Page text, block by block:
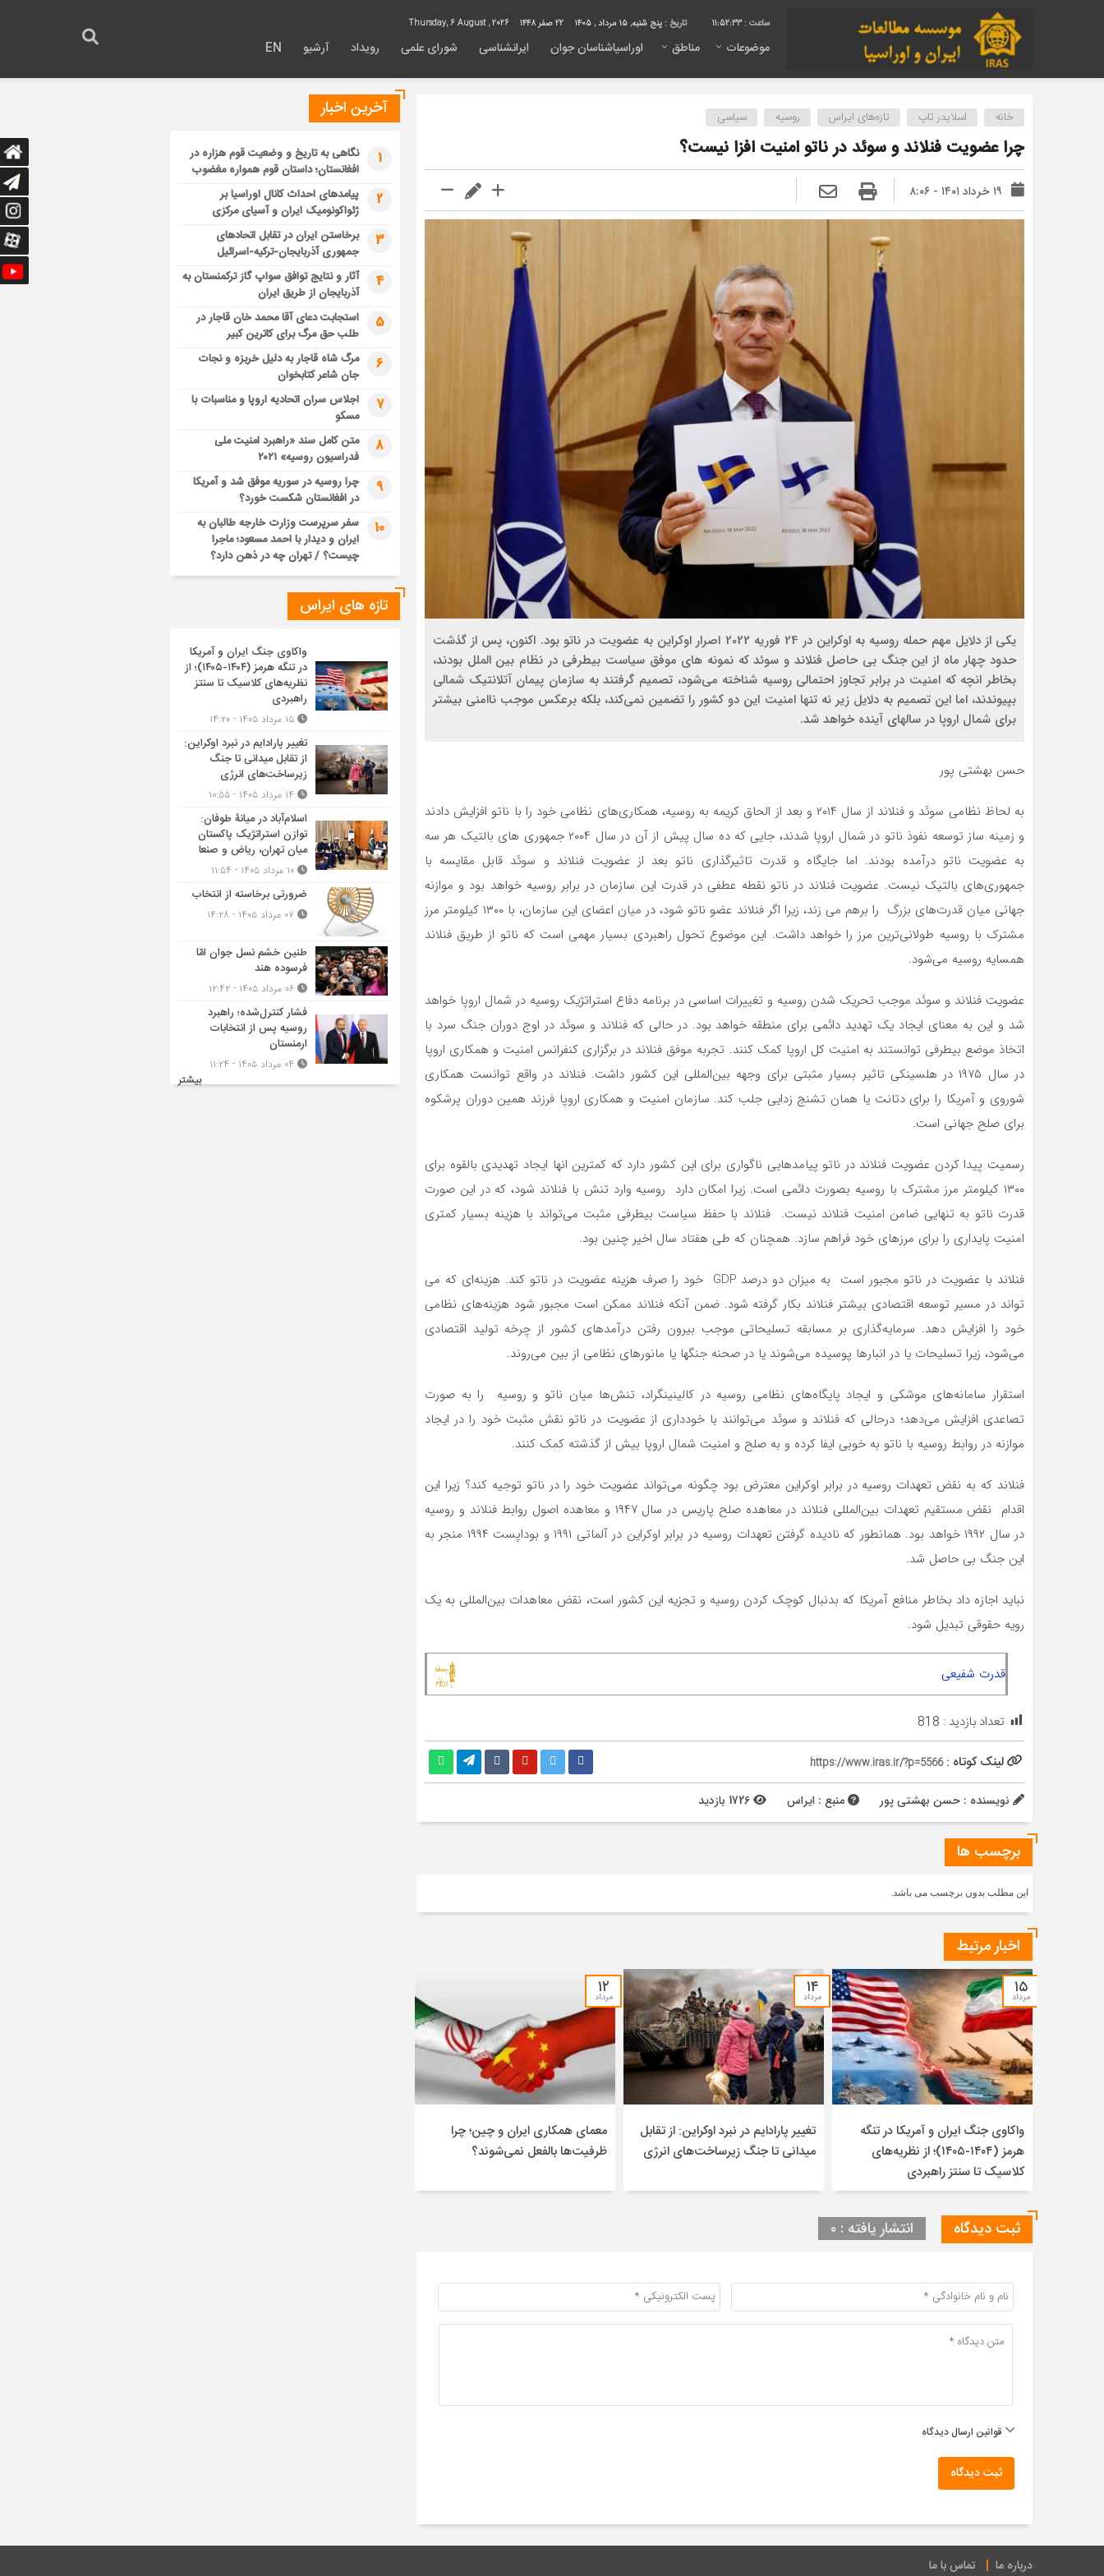
11:52:34 تاریخ : پنج شنبه, ۱۵ مرداد , ۱۴۰۵ 22 صفر 1448
موضوعات مناطق اوراسیاشناسان جوان ایرانشناسی شورای علمی رویداد آرشیو EN
خانه اسلایدر تاپ تازه‌های ایراس روسیه سیاسی
چرا عضویت فنلاند و سوئد در ناتو امنیت افزا نیست؟
۱۹ خرداد ۱۴۰۱ - ۸:۰۶
یکی از دلایل مهم حمله روسیه به اوکراین در 24 فوریه 2022 اصرار اوکراین به عضویت در ناتو بود. اکنون، پس از گذشت
حدود چهار ماه از این جنگ بی حاصل فنلاند و سوئد که نمونه های موفق سیاست بیطرفی در نظام بین الملل بودند،
بخاطر انچه که امنیت در برابر تجاوز احتمالی روسیه شناخته می‌شود، تصمیم گرفتند به سازمان پیمان آتلانتیک شمالی
بپیوندند، اما این تصمیم به دلایل زیر نه تنها امنیت این دو کشور را تضمین نمی‌کند، بلکه برعکس موجب ناامنی بیشتر
برای شمال اروپا در سالهای آینده خواهد شد.
حسن بهشتی پور
به لحاظ نظامی سوئد و فنلاند از سال ۲۰۱۴ و بعد از الحاق کریمه به روسیه، همکاری‌های نظامی خود را با ناتو افزایش دادند
و زمینه ساز توسعه نفوذ ناتو در شمال اروپا شدند، جایی که ده سال پیش از آن در سال ۲۰۰۴ جمهوری های بالتیک هر سه
به عضویت ناتو درآمده بودند. اما جایگاه و قدرت تاثیرگذاری ناتو بعد از عضویت فنلاند و سوئد قابل مقایسه با
جمهوری‌های بالتیک نیست. عضویت فنلاند در ناتو نقطه عطفی در قدرت این سازمان در برابر روسیه خواهد بود و موازنه
جهانی میان قدرت‌های بزرگ را برهم می زند، زیرا اگر فنلاند عضو ناتو شود، در میان اعضای این سازمان، با ۱۳۰۰ کیلومتر مرز
مشترک با روسیه طولانی‌ترین مرز را خواهد داشت. این موضوع تحول راهبردی بسیار مهمی است که ناتو از طریق فنلاند
همسایه روسیه می‌شود.
عضویت فنلاند و سوئد موجب تحریک شدن روسیه و تغییرات اساسی در برنامه دفاع استراتژیک روسیه در شمال اروپا خواهد
شد و این به معنای ایجاد یک تهدید دائمی برای منطقه خواهد بود. در حالی که فنلاند و سوئد در اوج دوران جنگ سرد با
اتخاذ موضع بیطرفی توانستند به امنیت کل اروپا کمک کنند. تجربه موفق فنلاند در برگزاری کنفرانس امنیت و همکاری اروپا
در سال ۱۹۷۵ در هلسینکی تاثیر بسیار مثبتی برای وجهه بین‌المللی این کشور داشت. فنلاند در واقع توانست همکاری
شوروی و آمریکا را برای دتانت یا همان تشنج زدایی جلب کند. سازمان امنیت و همکاری اروپا فرزند همین دوران پرشکوه
برای صلح جهانی است.
رسمیت پیدا کردن عضویت فنلاند در ناتو پیامدهایی ناگواری برای این کشور دارد که کمترین انها ایجاد تهدیدی بالقوه برای
۱۳۰۰ کیلومتر مرز مشترک با روسیه بصورت دائمی است. زیرا امکان دارد روسیه وارد تنش با فنلاند شود، که در این صورت
قدرت ناتو به تنهایی ضامن امنیت فنلاند نیست. فنلاند با حفظ سیاست بیطرفی مثبت می‌تواند با هزینه بسیار کمتری
امنیت پایداری را برای مرزهای خود فراهم سازد. همچنان که طی هفتاد سال اخیر چنین بود.
فنلاند با عضویت در ناتو مجبور است به میزان دو درصد GDP خود را صرف هزینه عضویت در ناتو کند. هزینه‌ای که می
تواند در مسیر توسعه اقتصادی بیشتر فنلاند بکار گرفته شود. ضمن آنکه فنلاند ممکن است مجبور شود هزینه‌های نظامی
خود را افزایش دهد. سرمایه‌گذاری بر مسابقه تسلیحاتی موجب بیرون رفتن درآمدهای کشور از چرخه تولید اقتصادی
می‌شود، زیرا تسلیحات یا در انبارها پوسیده می‌شوند یا در صحنه جنگها یا مانورهای نظامی از بین می‌روند.
استقرار سامانه‌های موشکی و ایجاد پایگاه‌های نظامی روسیه در کالینینگراد، تنش‌ها میان ناتو و روسیه را به‌ صورت
تصاعدی افزایش می‌دهد؛ درحالی که فنلاند و سوئد می‌توانند با خودداری از عضویت در ناتو نقش مثبت خود را در ایجاد
موازنه در روابط روسیه با ناتو به خوبی ایفا کرده و به صلح و امنیت شمال اروپا بیش از گذشته کمک کنند.
فنلاند که به نقض تعهدات روسیه در برابر اوکراین معترض بود چگونه می‌تواند عضویت خود را در ناتو توجیه کند؟ زیرا این
اقدام نقض مستقیم تعهدات بین‌المللی فنلاند در معاهده صلح پاریس در سال ۱۹۴۷ و معاهده اصول روابط فنلاند و روسیه
در سال ۱۹۹۲ خواهد بود. همانطور که نادیده گرفتن تعهدات روسیه در برابر اوکراین در آلماتی ۱۹۹۱ و بوداپست ۱۹۹۴ منجر به
این جنگ بی حاصل شد.
نباید اجازه داد بخاطر منافع آمریکا که بدنبال کوچک کردن روسیه و تجزیه این کشور است، نقض معاهدات بین‌المللی به یک
رویه حقوقی تبدیل شود.
قدرت شفیعی
تعداد بازدید : 818
لینک کوتاه :https://www.iras.ir/?p=5566
نویسنده : حسن بهشتی پور منبع : ایراس
برچسب ها
این مطلب بدون برچسب می باشد.
اخبار مرتبط
۱۵
مرداد
واکاوی جنگ ایران و آمریکا در تنگه
هرمز (۱۴۰۴-۱۴۰۵)؛ از نظریه‌های
کلاسیک تا سنتز راهبردی
۱۴
مرداد
تغییر پارادایم در نبرد اوکراین: از تقابل
میدانی تا جنگ زیرساخت‌های انرژی
۱۲
مرداد
معمای همکاری ایران و چین؛ چرا
ظرفیت‌ها بالفعل نمی‌شوند؟
ثبت دیدگاه انتشار یافته : ۰
قوانین ارسال دیدگاه
ثبت دیدگاه
آخرین اخبار
1
نگاهی به تاریخ و وضعیت قوم هزاره در
افغانستان؛ داستان قوم همواره مغضوب
2
پیامدهای احداث کانال اوراسیا بر
ژئواکونومیک ایران و آسیای مرکزی
3
برخاستن ایران در تقابل اتحادهای
جمهوری آذربایجان-ترکیه-اسرائیل
4
آثار و نتایج توافق سواپ گاز ترکمنستان به
آذربایجان از طریق ایران
5
استجابت دعای آقا محمد خان قاجار در
طلب حق مرگ برای کاترین کبیر
6
مرگ شاه قاجار به دلیل خربزه و نجات
جان شاعر کتابخوان
7
اجلاس سران اتحادیه اروپا و مناسبات با
مسکو
8
متن کامل سند «راهبرد امنیت ملی
فدراسیون روسیه» ۲۰۲۱
9
چرا روسیه در سوریه موفق شد و آمریکا
در افغانستان شکست خورد؟
10
سفر سرپرست وزارت خارجه طالبان به
ایران و دیدار با احمد مسعود؛ ماجرا
چیست؟ / تهران چه در ذهن دارد؟
تازه های ایراس
واکاوی جنگ ایران و آمریکا
در تنگه هرمز (۱۴۰۴-۱۴۰۵)؛ از
نظریه‌های کلاسیک تا سنتز
راهبردی
تغییر پارادایم در نبرد اوکراین:
از تقابل میدانی تا جنگ
زیرساخت‌های انرژی
اسلام‌آباد در میانۀ طوفان:
توازن استراتژیک پاکستان
میان تهران، ریاض و صنعا
ضرورتی برخاسته از انتخاب
طنین خشم نسل جوان امّا
فرسوده هند
فشار کنترل‌شده؛ راهبرد
روسیه پس از انتخابات
ارمنستان
بیشتر
درباره ما تماس با ما